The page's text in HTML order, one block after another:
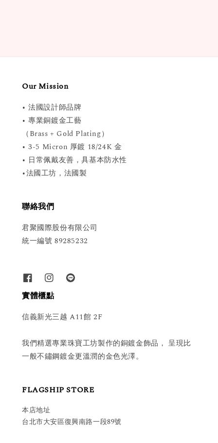
Our Mission
• 法國設計師品牌
• 專業銅鍍金工藝
（Brass + Gold Plating）
• 3-5 Micron 厚鍍 18/24K 金
• 日常佩戴友善，具基本防水性
•法國工坊，法國製
聯絡我們
君聚國際股份有限公司
統一編號 89285232
實體櫃點
信義新光三越 A11館 2F
我們精選專業珠寶工坊製作的銅鍍金飾品， 呈現比
一般不鏽鋼鍍金更溫潤的金色光澤。
FLAGSHIP STORE
本店地址
台北市大安區復興南路一段89號